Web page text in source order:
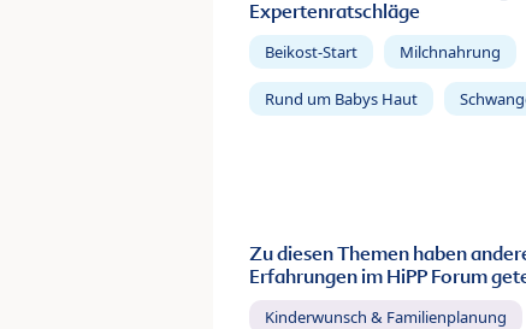
Expertenratschläge
Beikost-Start Milchnahrung
Rund um Babys Haut
Zu diesen Themen haben
Erfahrungen im HiPP Forum
Kinderwunsch & Familienplanung